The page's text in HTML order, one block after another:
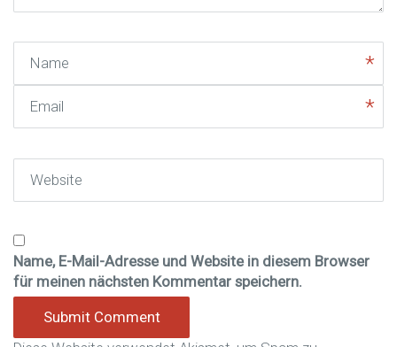
Name, E-Mail-Adresse und Website in diesem Browser
für meinen nächsten Kommentar speichern.